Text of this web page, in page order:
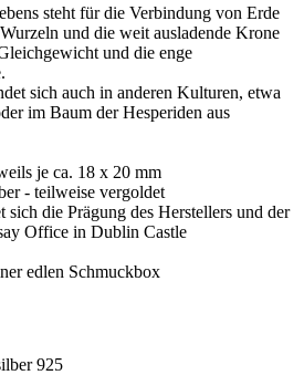
steht für die Verbindung von Erde
und die weit ausladende Krone
und die enge
sich auch in anderen Kulturen, etwa
im Baum der Hesperiden aus
je ca. 18 x 20 mm
- teilweise vergoldet
die Prägung des Herstellers und der
Office in Dublin Castle
edlen Schmuckbox
925